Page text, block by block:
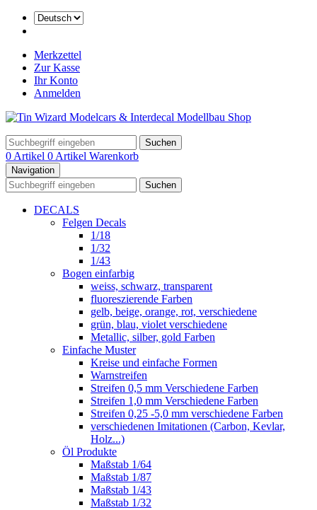
Merkzettel
Zur Kasse
Ihr Konto
Anmelden
Suchen
0 Artikel 0 Artikel Warenkorb
Navigation
Suchen
DECALS
Felgen Decals
1/18
1/32
1/43
Bogen einfarbig
weiss, schwarz, transparent
fluoreszierende Farben
gelb, beige, orange, rot, verschiedene
grün, blau, violet verschiedene
Metallic, silber, gold Farben
Einfache Muster
Kreise und einfache Formen
Warnstreifen
Streifen 0,5 mm Verschiedene Farben
Streifen 1,0 mm Verschiedene Farben
Streifen 0,25 -5,0 mm verschiedene Farben
verschiedenen Imitationen (Carbon, Kevlar,
Holz...)
Öl Produkte
Maßstab 1/64
Maßstab 1/87
Maßstab 1/43
Maßstab 1/32